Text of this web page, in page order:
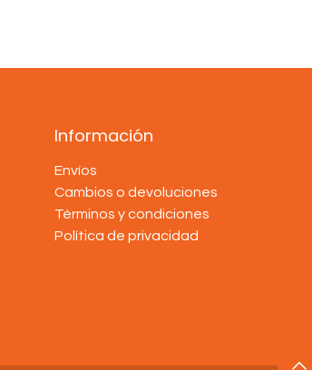
Información
Envíos
Cambios o devoluciones
Términos y condiciones
Política de privacidad